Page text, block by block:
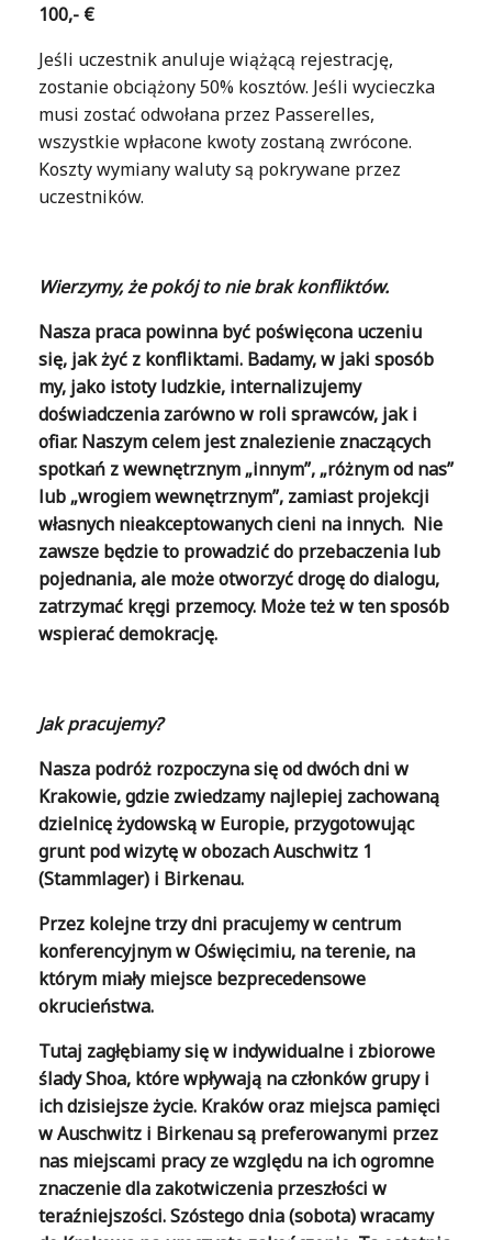
100,- €
Jeśli uczestnik anuluje wiążącą rejestrację,
zostanie obciążony 50% kosztów. Jeśli wycieczka
musi zostać odwołana przez Passerelles,
wszystkie wpłacone kwoty zostaną zwrócone.
Koszty wymiany waluty są pokrywane przez
uczestników.
Wierzymy, że pokój to nie brak konfliktów.
Nasza praca powinna być poświęcona uczeniu
się, jak żyć z konfliktami. Badamy, w jaki sposób
my, jako istoty ludzkie, internalizujemy
doświadczenia zarówno w roli sprawców, jak i
ofiar. Naszym celem jest znalezienie znaczących
spotkań z wewnętrznym „innym”, „różnym od nas”
lub „wrogiem wewnętrznym”, zamiast projekcji
własnych nieakceptowanych cieni na innych. Nie
zawsze będzie to prowadzić do przebaczenia lub
pojednania, ale może otworzyć drogę do dialogu,
zatrzymać kręgi przemocy. Może też w ten sposób
wspierać demokrację.
Jak pracujemy?
Nasza podróż rozpoczyna się od dwóch dni w
Krakowie, gdzie zwiedzamy najlepiej zachowaną
dzielnicę żydowską w Europie, przygotowując
grunt pod wizytę w obozach Auschwitz 1
(Stammlager) i Birkenau.
Przez kolejne trzy dni pracujemy w centrum
konferencyjnym w Oświęcimiu, na terenie, na
którym miały miejsce bezprecedensowe
okrucieństwa.
Tutaj zagłębiamy się w indywidualne i zbiorowe
ślady Shoa, które wpływają na członków grupy i
ich dzisiejsze życie. Kraków oraz miejsca pamięci
w Auschwitz i Birkenau są preferowanymi przez
nas miejscami pracy ze względu na ich ogromne
znaczenie dla zakotwiczenia przeszłości w
teraźniejszości. Szóstego dnia (sobota) wracamy